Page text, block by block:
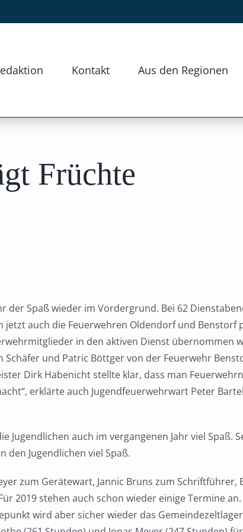
Kontakt Aus den Regionen
Früchte
Spaß wieder im Vordergrund. Bei 62
auch die Feuerwehren Oldendorf und Benstorf
in den aktiven Dienst übernommen
und Patric Böttger von der Feuerwehr
Dirk Habenicht stellte klar, dass man
erklärte auch Jugendfeuerwehrwart Peter
auch im vergangenen Jahr viel Spaß.
Jugendlichen viel Spaß.
zum Gerätewart, Jannic Bruns zum Schriftführer,
2019 stehen auch schon wieder einige Termine
wird aber sicher wieder das